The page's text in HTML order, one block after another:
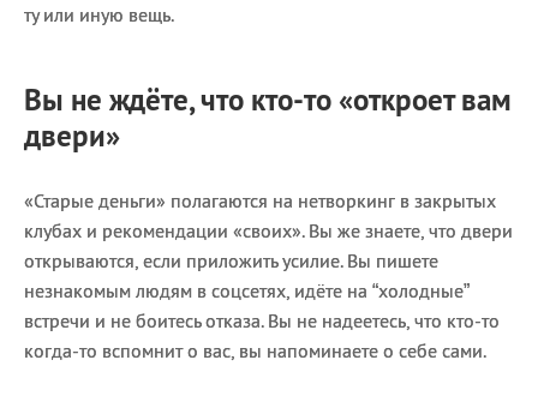
ту или иную вещь.
Вы не ждёте, что кто-то «откроет вам
двери»
«Старые деньги» полагаются на нетворкинг в закрытых
клубах и рекомендации «своих». Вы же знаете, что двери
открываются, если приложить усилие. Вы пишете
незнакомым людям в соцсетях, идёте на “холодные”
встречи и не боитесь отказа. Вы не надеетесь, что кто-то
когда-то вспомнит о вас, вы напоминаете о себе сами.